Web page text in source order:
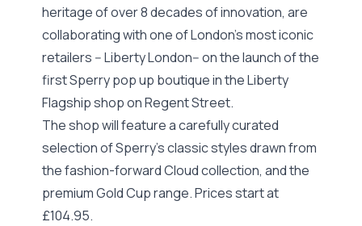
heritage of over 8 decades of innovation, are
collaborating with one of London’s most iconic
retailers -- Liberty London-- on the launch of the
first Sperry pop up boutique in the Liberty
Flagship shop on Regent Street.
The shop will feature a carefully curated
selection of Sperry’s classic styles drawn from
the fashion-forward Cloud collection, and the
premium Gold Cup range. Prices start at
£104.95.